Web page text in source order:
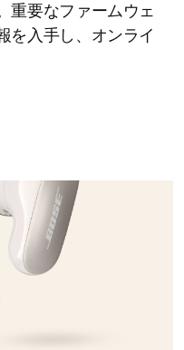
重要なファームウェ
を入手し、オンライ